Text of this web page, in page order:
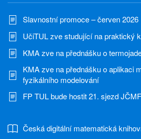
Slavnostní promoce – červen 2026
UčiTUL zve studující na praktický
KMA zve na přednášku o
KMA zve na přednášku o aplikaci
fyzikálního modelování
FP TUL bude hostit 21. sjezd JČMF
Česká digitální matematická